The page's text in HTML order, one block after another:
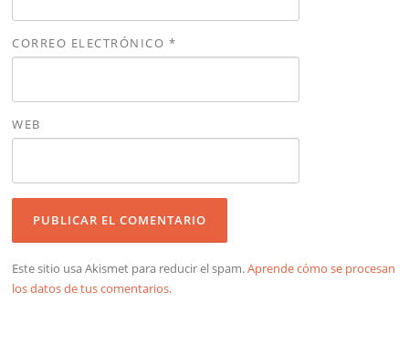
CORREO ELECTRÓNICO *
WEB
Este sitio usa Akismet para reducir el spam.Aprende cómo se procesan
los datos de tus comentarios.